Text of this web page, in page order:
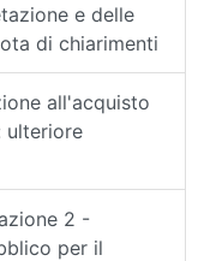
e delle
di chiarimenti
all'acquisto
ulteriore
2 -
per il